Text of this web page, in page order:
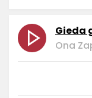
Gieda
Ona